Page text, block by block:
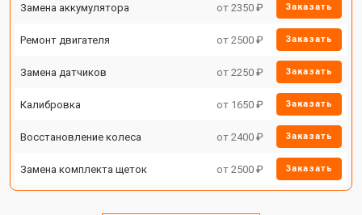
Замена аккумулятора от 2350 ₽ Заказать
Ремонт двигателя от 2500 ₽ Заказать
Замена датчиков от 2250 ₽ Заказать
Калибровка от 1650 ₽ Заказать
Восстановление колеса от 2400 ₽ Заказать
Замена комплекта щеток от 2500 ₽ Заказать